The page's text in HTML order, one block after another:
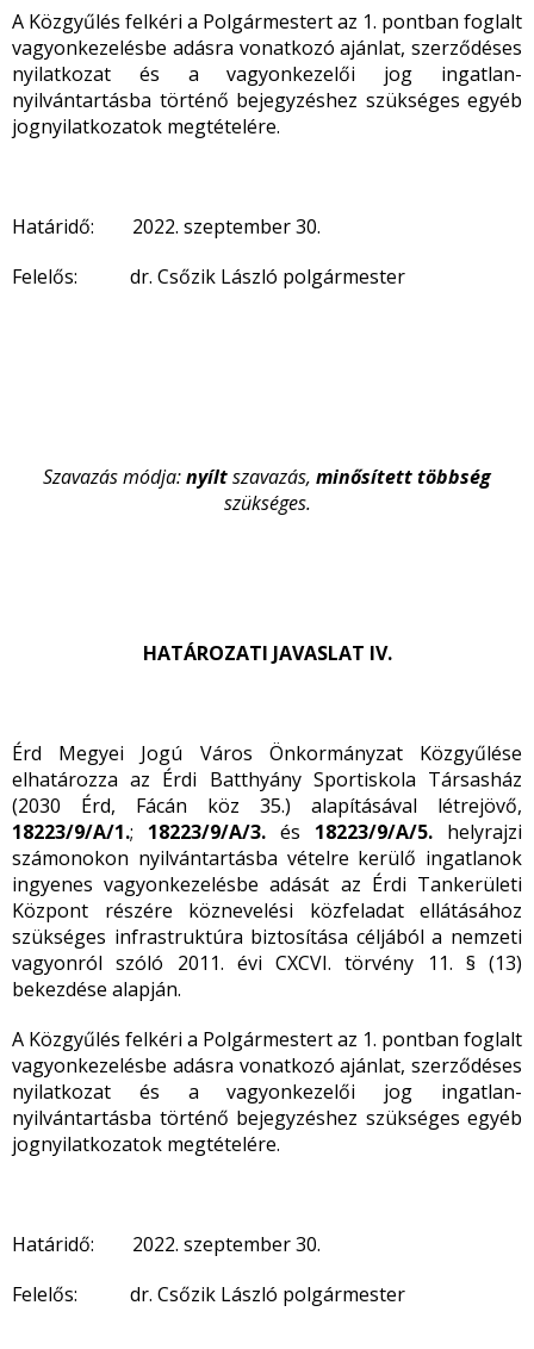
A Közgyűlés felkéri a Polgármestert az 1. pontban foglalt
vagyonkezelésbe adásra vonatkozó ajánlat, szerződéses
nyilatkozat és a vagyonkezelői jog ingatlan-
nyilvántartásba történő bejegyzéshez szükséges egyéb
jognyilatkozatok megtételére.
Határidő: 2022. szeptember 30.
Felelős: dr. Csőzik László polgármester
Szavazás módja:nyíltszavazás, minősített többség
szükséges.
HATÁROZATI JAVASLAT IV.
Érd Megyei Jogú Város Önkormányzat Közgyűlése
elhatározza az Érdi Batthyány Sportiskola Társasház
(2030 Érd, Fácán köz 35.) alapításával létrejövő,
18223/9/A/1.; 18223/9/A/3. és 18223/9/A/5. helyrajzi
számonokon nyilvántartásba vételre kerülő ingatlanok
ingyenes vagyonkezelésbe adását az Érdi Tankerületi
Központ részére köznevelési közfeladat ellátásához
szükséges infrastruktúra biztosítása céljából a nemzeti
vagyonról szóló 2011. évi CXCVI. törvény 11. § (13)
bekezdése alapján.
A Közgyűlés felkéri a Polgármestert az 1. pontban foglalt
vagyonkezelésbe adásra vonatkozó ajánlat, szerződéses
nyilatkozat és a vagyonkezelői jog ingatlan-
nyilvántartásba történő bejegyzéshez szükséges egyéb
jognyilatkozatok megtételére.
Határidő: 2022. szeptember 30.
Felelős: dr. Csőzik László polgármester